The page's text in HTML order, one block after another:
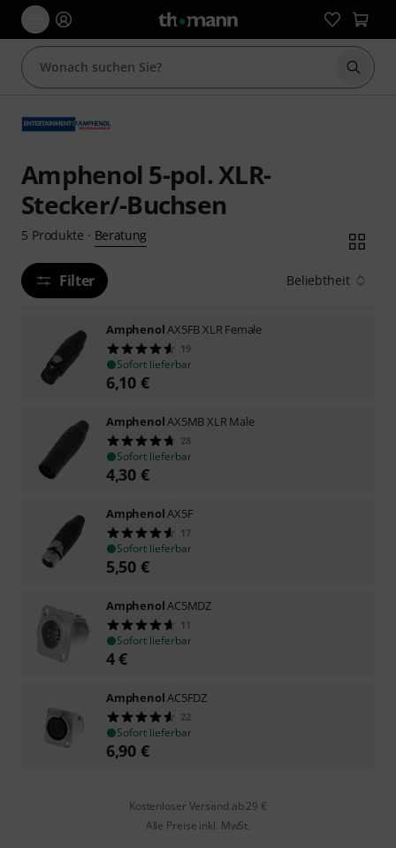
Suche
Amphenol 5-pol. XLR-
Stecker/-Buchsen
5 Produkte · Beratung
Filter Beliebtheit
AmphenolAX5FB XLR Female
19
Sofort lieferbar
6,10 €
AmphenolAX5MB XLR Male
28
Sofort lieferbar
4,30 €
AmphenolAX5F
17
Sofort lieferbar
5,50 €
AmphenolAC5MDZ
11
Sofort lieferbar
4€
AmphenolAC5FDZ
22
Sofort lieferbar
6,90 €
Kostenloser Versand ab 29 €
Alle Preise inkl. MwSt.